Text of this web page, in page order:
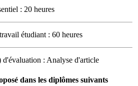
: 20 heures
étudiant : 60 heures
d'évaluation : Analyse d'article
dans les diplômes suivants